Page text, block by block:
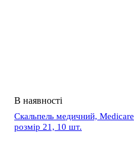
Скальпель медичний, Medicare
розмір 21, 10 шт.